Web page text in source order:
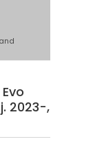
2023-,